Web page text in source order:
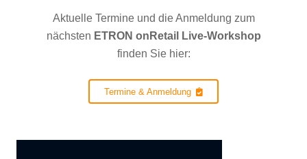
Aktuelle Termine und die Anmeldung zum
nächsten ETRON onRetail Live-Workshop
finden Sie hier:
Termine & Anmeldung